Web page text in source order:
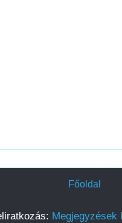
Főoldal
Megjegyzések